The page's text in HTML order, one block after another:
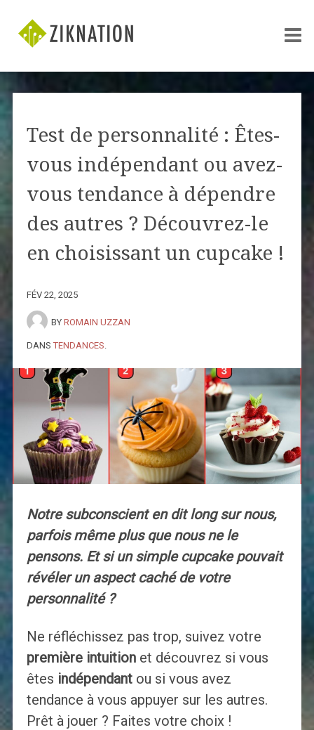
Test de personnalité : Êtes-
vous indépendant ou avez-
vous tendance à dépendre
des autres ? Découvrez-le
en choisissant un cupcake !
FÉV 22, 2025
BY ROMAIN UZZAN
DANS TENDANCES
Notre subconscient en dit long sur nous,
parfois même plus que nous ne le
pensons. Et si un simple cupcake pouvait
révéler un aspect caché de votre
personnalité ?
Ne réfléchissez pas trop, suivez votre
première intuitionet découvrez si vous
êtes indépendantou si vous avez
tendance à vous appuyer sur les autres.
Prêt à jouer ? Faites votre choix !